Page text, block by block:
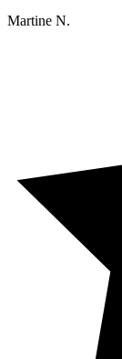
Martine N.